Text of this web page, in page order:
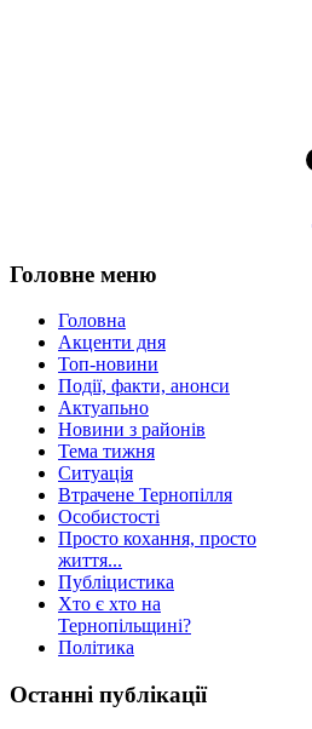
Головне меню
Головна
Акценти дня
Топ-новини
Події, факти, анонси
Актуапьно
Новини з районів
Тема тижня
Ситуація
Втрачене Тернопілля
Особистості
Просто кохання, просто
життя...
Публіцистика
Хто є хто на
Тернопільщині?
Політика
Останні публікації